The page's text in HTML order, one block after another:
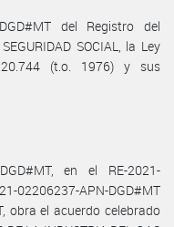
del Registro del
SOCIAL, la Ley
(t.o. 1976) y sus
en el RE-2021-
02206237-APN-DGD#MT
obra el acuerdo celebrado